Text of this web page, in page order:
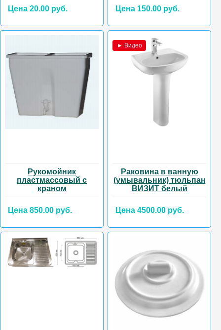
Цена 20.00 руб. Цена 150.00 руб.
Рукомойник
пластмассовый с
краном
Цена 850.00 руб.
► Видео
Раковина в ванную
(умывальник) тюльпан
ВИЗИТ белый
Цена 4500.00 руб.